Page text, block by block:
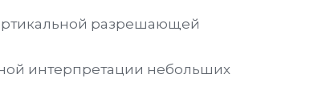
разрешающей
интерпретации небольших